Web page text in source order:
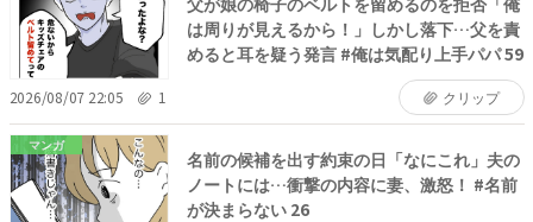
は周りが見えるから！」しかし落下…父を責
めると耳を疑う発言 #俺は気配り上手パパ 59
2026/08/07 22:05 1 クリップ
マンガ
名前の候補を出す約束の日「なにこれ」夫の
ノートには…衝撃の内容に妻、激怒！ #名前
が決まらない 26